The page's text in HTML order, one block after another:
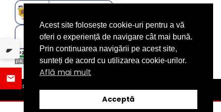
©2026 Atitudine în Argeș. Toate drepturile rezervate
design byXITE.ro
Acest site folosește cookie-uri pentru a vă
oferi o experiență de navigare cât mai bună.
Prin continuarea navigării pe acest site,
sunteți de acord cu utilizarea cookie-urilor.
Află mai mult
Acceptă